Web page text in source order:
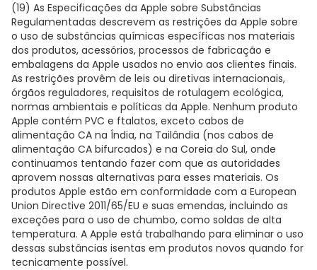
(19) As Especificações da Apple sobre Substâncias
Regulamentadas descrevem as restrições da Apple sobre
o uso de substâncias químicas específicas nos materiais
dos produtos, acessórios, processos de fabricação e
embalagens da Apple usados no envio aos clientes finais.
As restrições provêm de leis ou diretivas internacionais,
órgãos reguladores, requisitos de rotulagem ecológica,
normas ambientais e políticas da Apple. Nenhum produto
Apple contém PVC e ftalatos, exceto cabos de
alimentação CA na Índia, na Tailândia (nos cabos de
alimentação CA bifurcados) e na Coreia do Sul, onde
continuamos tentando fazer com que as autoridades
aprovem nossas alternativas para esses materiais. Os
produtos Apple estão em conformidade com a European
Union Directive 2011/65/EU e suas emendas, incluindo as
exceções para o uso de chumbo, como soldas de alta
temperatura. A Apple está trabalhando para eliminar o uso
dessas substâncias isentas em produtos novos quando for
tecnicamente possível.